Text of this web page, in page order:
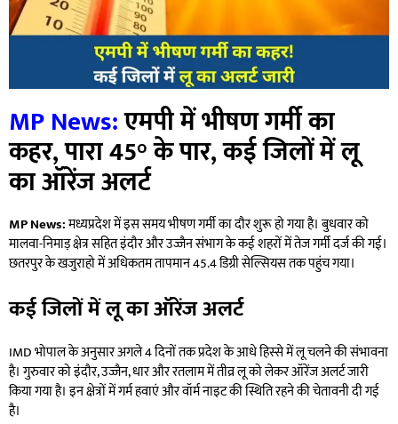
MP News:एमपी में भीषण गर्मी का
कहर, पारा 45° के पार, कई जिलों में लू
का ऑरेंज अलर्ट
MP News:मध्यप्रदेश में इस समय भीषण गर्मी का दौर शुरू हो गया है। बुधवार को
मालवा-निमाड़ क्षेत्र सहित इंदौर और उज्जैन संभाग के कई शहरों में तेज गर्मी दर्ज की गई।
छतरपुर के खजुराहो में अधिकतम तापमान 45.4 डिग्री सेल्सियस तक पहुंच गया।
कई जिलों में लू का ऑरेंज अलर्ट
IMD भोपाल के अनुसार अगले 4 दिनों तक प्रदेश के आधे हिस्से में लू चलने की संभावना
है। गुरुवार को इंदौर, उज्जैन, धार और रतलाम में तीव्र लू को लेकर ऑरेंज अलर्ट जारी
किया गया है। इन क्षेत्रों में गर्म हवाएं और वॉर्म नाइट की स्थिति रहने की चेतावनी दी गई
है।